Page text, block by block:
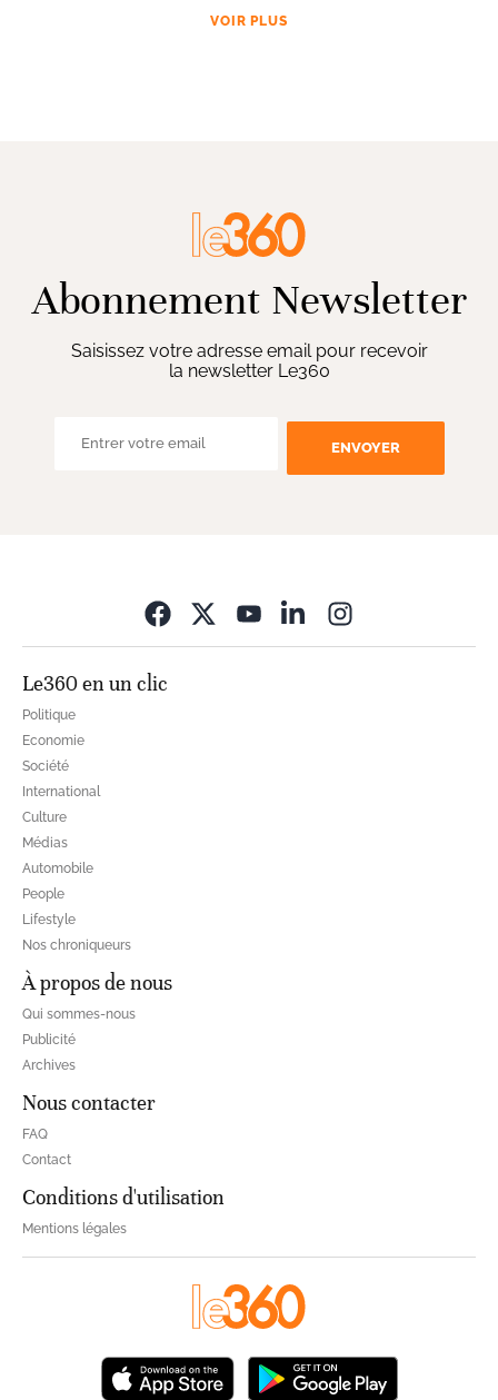
VOIR PLUS
Abonnement Newsletter
Saisissez votre adresse email pour recevoir
la newsletter Le360
ENVOYER
Le360 en un clic
Politique
Economie
Société
International
Culture
Médias
Automobile
People
Lifestyle
Nos chroniqueurs
À propos de nous
Qui sommes-nous
Publicité
Archives
Nous contacter
FAQ
Contact
Conditions d'utilisation
Mentions légales